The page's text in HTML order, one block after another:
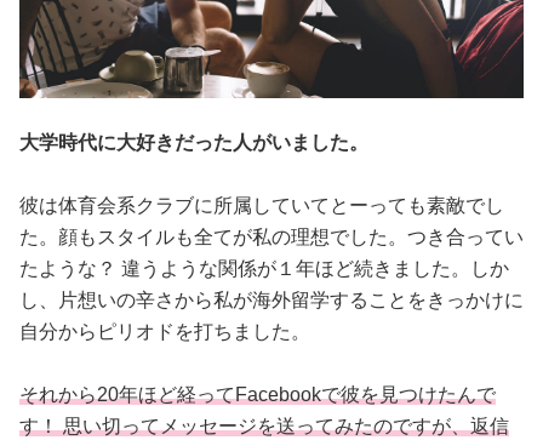
大学時代に大好きだった人がいました。
彼は体育会系クラブに所属していてとーっても素敵でし
た。顔もスタイルも全てが私の理想でした。つき合ってい
たような？ 違うような関係が１年ほど続きました。しか
し、片想いの辛さから私が海外留学することをきっかけに
自分からピリオドを打ちました。
それから20年ほど経ってFacebookで彼を見つけたんで
す！ 思い切ってメッセージを送ってみたのですが、返信